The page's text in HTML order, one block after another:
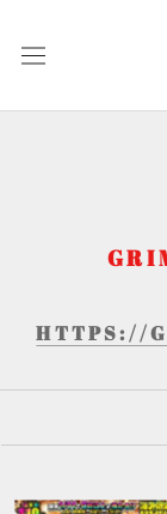
す
HTTPS://